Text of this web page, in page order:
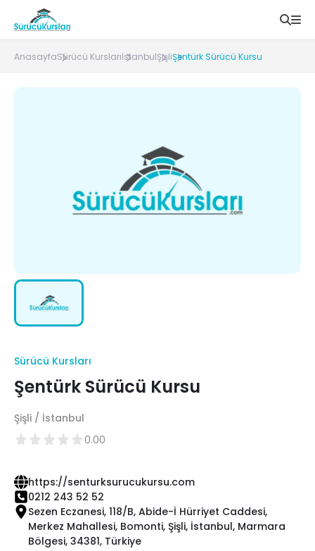
AnasayfaSürücü KurslarıİstanbulŞişliŞentürk Sürücü Kursu
Sürücü Kursları
Şentürk Sürücü Kursu
Şişli / İstanbul
0.00
https://senturksurucukursu.com
0212 243 52 52
Sezen Eczanesi, 118/B, Abide-İ Hürriyet Caddesi,
Merkez Mahallesi, Bomonti, Şişli, İstanbul, Marmara
Bölgesi, 34381, Türkiye